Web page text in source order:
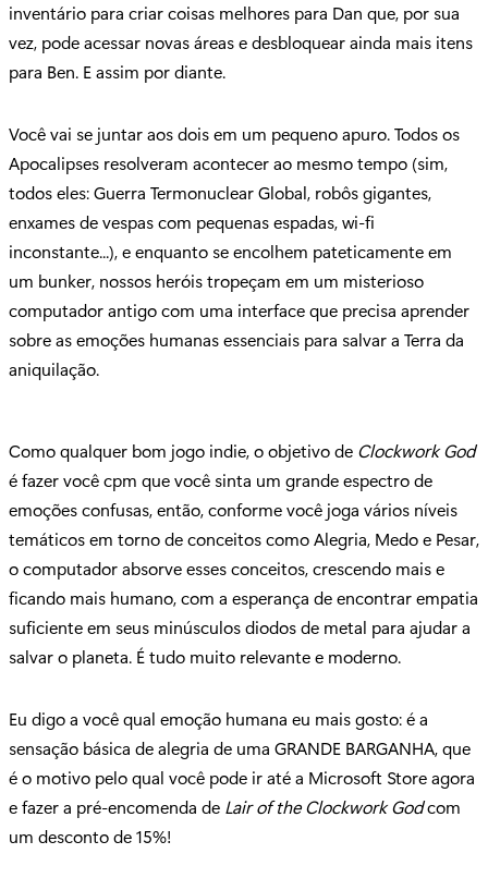
inventário para criar coisas melhores para Dan que, por sua
vez, pode acessar novas áreas e desbloquear ainda mais itens
para Ben. E assim por diante.
Você vai se juntar aos dois em um pequeno apuro. Todos os
Apocalipses resolveram acontecer ao mesmo tempo (sim,
todos eles: Guerra Termonuclear Global, robôs gigantes,
enxames de vespas com pequenas espadas, wi-fi
inconstante...), e enquanto se encolhem pateticamente em
um bunker, nossos heróis tropeçam em um misterioso
computador antigo com uma interface que precisa aprender
sobre as emoções humanas essenciais para salvar a Terra da
aniquilação.
Como qualquer bom jogo indie, o objetivo de Clockwork God
é fazer você cpm que você sinta um grande espectro de
emoções confusas, então, conforme você joga vários níveis
temáticos em torno de conceitos como Alegria, Medo e Pesar,
o computador absorve esses conceitos, crescendo mais e
ficando mais humano, com a esperança de encontrar empatia
suficiente em seus minúsculos diodos de metal para ajudar a
salvar o planeta. É tudo muito relevante e moderno.
Eu digo a você qual emoção humana eu mais gosto: é a
sensação básica de alegria de uma GRANDE BARGANHA, que
é o motivo pelo qual você pode ir até a Microsoft Store agora
e fazer a pré-encomenda de Lair of the Clockwork Godcom
um desconto de 15%!